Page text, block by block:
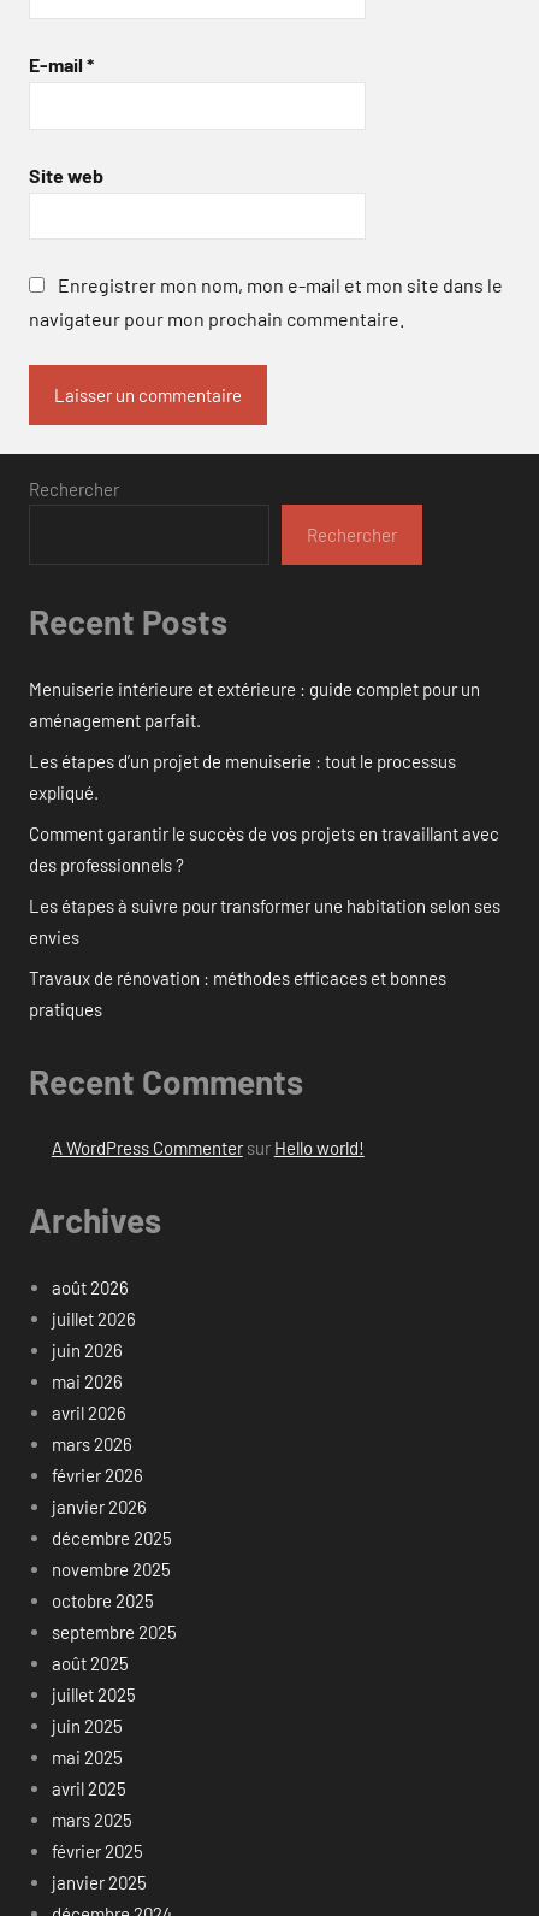
E-mail *
Site web
Enregistrer mon nom, mon e-mail et mon site dans le
navigateur pour mon prochain commentaire.
Rechercher
Rechercher
Recent Posts
Menuiserie intérieure et extérieure : guide complet pour un
aménagement parfait.
Les étapes d’un projet de menuiserie : tout le processus
expliqué.
Comment garantir le succès de vos projets en travaillant avec
des professionnels ?
Les étapes à suivre pour transformer une habitation selon ses
envies
Travaux de rénovation : méthodes efficaces et bonnes
pratiques
Recent Comments
A WordPress Commentersur Hello world!
Archives
août 2026
juillet 2026
juin 2026
mai 2026
avril 2026
mars 2026
février 2026
janvier 2026
décembre 2025
novembre 2025
octobre 2025
septembre 2025
août 2025
juillet 2025
juin 2025
mai 2025
avril 2025
mars 2025
février 2025
janvier 2025